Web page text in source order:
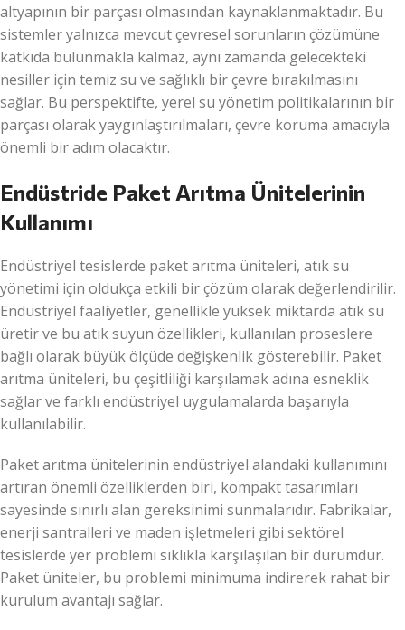
altyapının bir parçası olmasından kaynaklanmaktadır. Bu
sistemler yalnızca mevcut çevresel sorunların çözümüne
katkıda bulunmakla kalmaz, aynı zamanda gelecekteki
nesiller için temiz su ve sağlıklı bir çevre bırakılmasını
sağlar. Bu perspektifte, yerel su yönetim politikalarının bir
parçası olarak yaygınlaştırılmaları, çevre koruma amacıyla
önemli bir adım olacaktır.
Endüstride Paket Arıtma Ünitelerinin
Kullanımı
Endüstriyel tesislerde paket arıtma üniteleri, atık su
yönetimi için oldukça etkili bir çözüm olarak değerlendirilir.
Endüstriyel faaliyetler, genellikle yüksek miktarda atık su
üretir ve bu atık suyun özellikleri, kullanılan proseslere
bağlı olarak büyük ölçüde değişkenlik gösterebilir. Paket
arıtma üniteleri, bu çeşitliliği karşılamak adına esneklik
sağlar ve farklı endüstriyel uygulamalarda başarıyla
kullanılabilir.
Paket arıtma ünitelerinin endüstriyel alandaki kullanımını
artıran önemli özelliklerden biri, kompakt tasarımları
sayesinde sınırlı alan gereksinimi sunmalarıdır. Fabrikalar,
enerji santralleri ve maden işletmeleri gibi sektörel
tesislerde yer problemi sıklıkla karşılaşılan bir durumdur.
Paket üniteler, bu problemi minimuma indirerek rahat bir
kurulum avantajı sağlar.